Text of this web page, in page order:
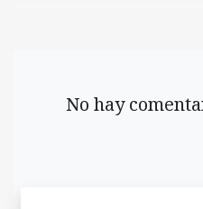
No hay